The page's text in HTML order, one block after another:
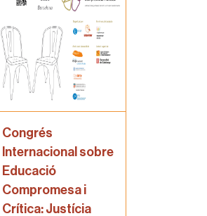
Congrés
Internacional sobre
Educació
Compromesa i
Crítica: Justícia